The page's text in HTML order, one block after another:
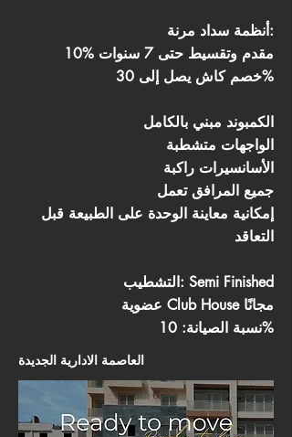
أنظمة سداد مرنة:
10% مقدم وتقسيط حتى 7 سنوات
خصم كاش يصل إلى 30%
الكمبوند مبني بالكامل
الواجهات متشطبة
الأسانسيرات راكبة
جميع المرافق تعمل
إمكانية معاينة الوحدة على الطبيعة قبل
التعاقد
التشطيب: Semi Finished
عضوية Club House مجانًا
نسبة الصيانة: 10%
العاصمة الادارية الجديدة